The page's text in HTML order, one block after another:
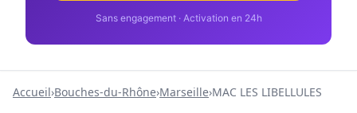
Sans engagement · Activation en 24h
Accueil›Bouches-du-Rhône›Marseille›MAC LES LIBELLULES